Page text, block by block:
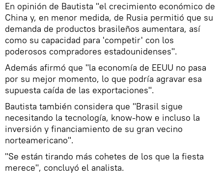
En opinión de Bautista "el crecimiento económico de
China y, en menor medida, de Rusia permitió que su
demanda de productos brasileños aumentara, así
como su capacidad para 'competir' con los
poderosos compradores estadounidenses".
Además afirmó que "la economía de EEUU no pasa
por su mejor momento, lo que podría agravar esa
supuesta caída de las exportaciones".
Bautista también considera que "Brasil sigue
necesitando la tecnología, know-how e incluso la
inversión y financiamiento de su gran vecino
norteamericano".
"Se están tirando más cohetes de los que la fiesta
merece", concluyó el analista.